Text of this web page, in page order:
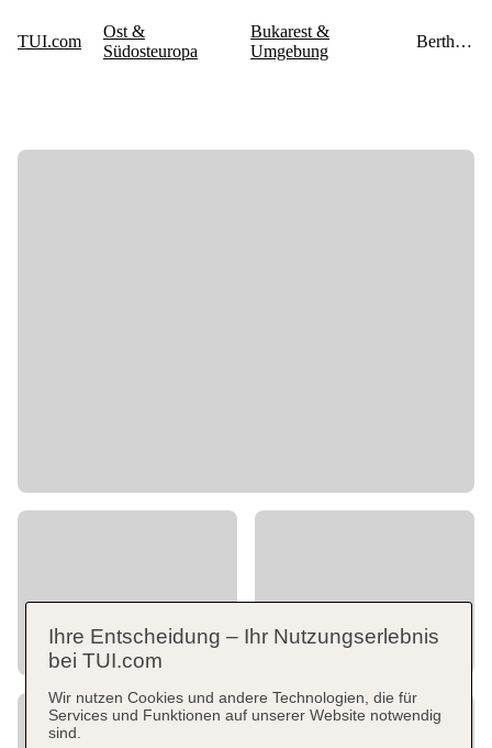
Ihre Entscheidung – Ihr Nutzungserlebnis
bei TUI.com
Wir nutzen Cookies und andere Technologien, die für
Services und Funktionen auf unserer Website notwendig
sind.